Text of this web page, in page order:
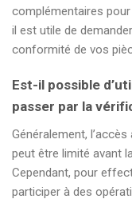
complémentaires
il est utile de
conformité de vos
Est-il possible
passer par la
Généralement,
peut être limité avant
Cependant, pour
participer à des